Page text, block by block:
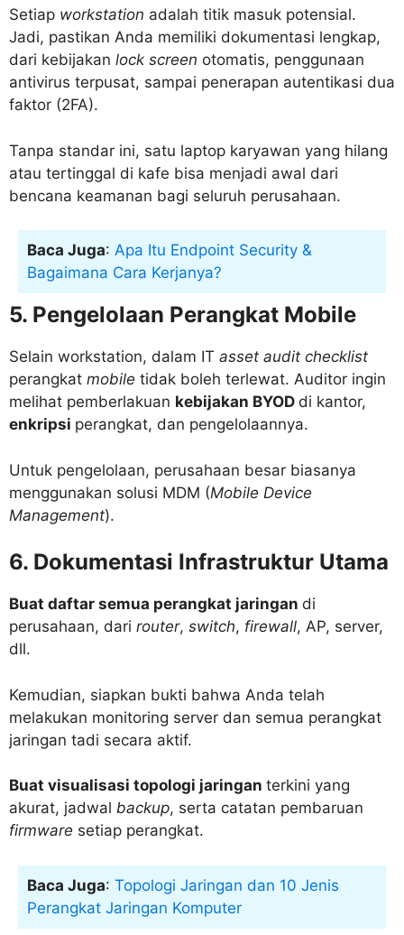
Setiap workstation adalah titik masuk potensial.
Jadi, pastikan Anda memiliki dokumentasi lengkap,
dari kebijakan lock screen otomatis, penggunaan
antivirus terpusat, sampai penerapan autentikasi dua
faktor (2FA).
Tanpa standar ini, satu laptop karyawan yang hilang
atau tertinggal di kafe bisa menjadi awal dari
bencana keamanan bagi seluruh perusahaan.
Baca Juga: Apa Itu Endpoint Security &
Bagaimana Cara Kerjanya?
5. Pengelolaan Perangkat Mobile
Selain workstation, dalam IT asset audit checklist
perangkat mobile tidak boleh terlewat. Auditor ingin
melihat pemberlakuan kebijakan BYOD di kantor,
enkripsi perangkat, dan pengelolaannya.
Untuk pengelolaan, perusahaan besar biasanya
menggunakan solusi MDM (Mobile Device
Management).
6. Dokumentasi Infrastruktur Utama
Buat daftar semua perangkat jaringan di
perusahaan, dari router, switch, firewall, AP, server,
dll.
Kemudian, siapkan bukti bahwa Anda telah
melakukan monitoring server dan semua perangkat
jaringan tadi secara aktif.
Buat visualisasi topologi jaringan terkini yang
akurat, jadwal backup, serta catatan pembaruan
firmware setiap perangkat.
Baca Juga: Topologi Jaringan dan 10 Jenis
Perangkat Jaringan Komputer